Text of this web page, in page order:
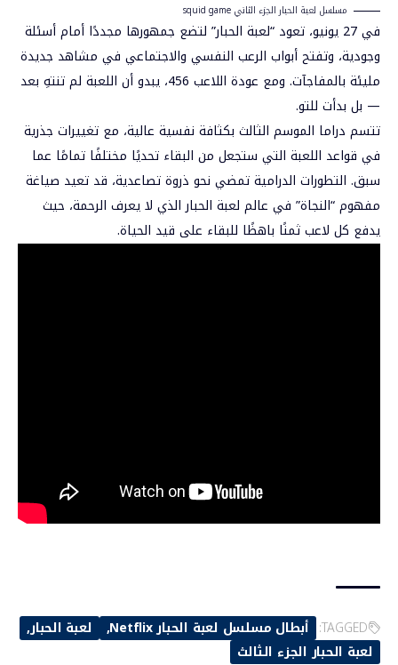
مسلسل لعبة الحبار الجزء الثاني squid game
في 27 يونيو، تعود “لعبة الحبار” لتضع جمهورها مجددًا أمام أسئلة
وجودية، وتفتح أبواب الرعب النفسي والاجتماعي في مشاهد جديدة
مليئة بالمفاجآت. ومع عودة اللاعب 456، يبدو أن اللعبة لم تنتهِ بعد
— بل بدأت للتو.
تتسم دراما الموسم الثالث بكثافة نفسية عالية، مع تغييرات جذرية
في قواعد اللعبة التي ستجعل من البقاء تحديًا مختلفًا تمامًا عما
سبق. التطورات الدرامية تمضي نحو ذروة تصاعدية، قد تعيد صياغة
مفهوم “النجاة” في عالم لعبة الحبار الذي لا يعرف الرحمة، حيث
يدفع كل لاعب ثمنًا باهظًا للبقاء على قيد الحياة.
TAGGED: أبطال مسلسل لعبة الحبار Netflix
لعبة الحبار
لعبة الحبار الجزء الثالث